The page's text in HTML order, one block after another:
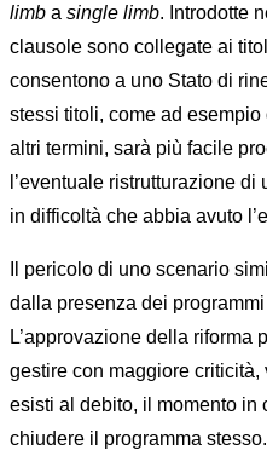
limb a single limb. Introdotte
clausole sono collegate ai
consentono a uno Stato di
stessi titoli, come ad
altri termini, sarà più facile
l’eventuale ristrutturazione
in difficoltà che abbia avuto
Il pericolo di uno scenario
dalla presenza dei
L’approvazione della riforma
gestire con maggiore
esisti al debito, il momento in
chiudere il programma stesso.